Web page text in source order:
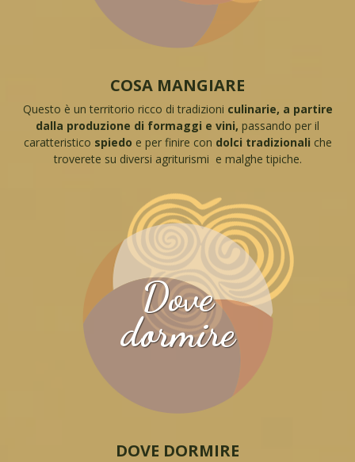
COSA MANGIARE
Questo è un territorio ricco di tradizioni culinarie, a partire
dalla produzione di formaggi e vini, passando per il
caratteristico spiedo e per finire con dolci tradizionali che
troverete su diversi agriturismi e malghe tipiche.
Dove
dormire
DOVE DORMIRE